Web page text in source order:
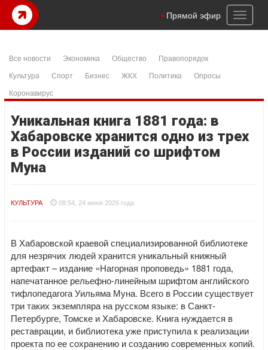
Toggle
Прямой эфир
Все новости Экономика Общество
Правопорядок
Культура
Спорт Бизнес ЖКХ Политика
Опросы
Коронавирус
Уникальная книга 1881 года: в
Хабаровске хранится одно из трех
в России изданий со шрифтом
Муна
КУЛЬТУРА 08:54, 24 июня 2026 года
В Хабаровской краевой специализированной библиотеке
для незрячих людей хранится уникальный книжный
артефакт – издание «Нагорная проповедь» 1881 года,
напечатанное рельефно-линейным шрифтом английского
тифлопедагога Уильяма Муна. Всего в России существует
три таких экземпляра на русском языке: в Санкт-
Петербурге, Томске и Хабаровске. Книга нуждается в
реставрации, и библиотека уже приступила к реализации
проекта по ее сохранению и созданию современных копий.